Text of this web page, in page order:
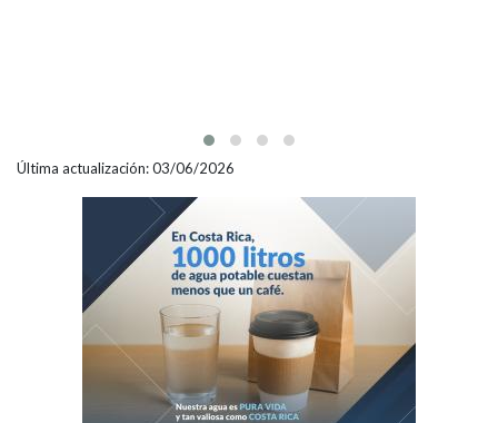
Última actualización: 03/06/2026